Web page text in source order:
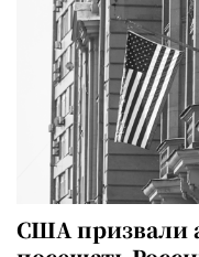
США призвали